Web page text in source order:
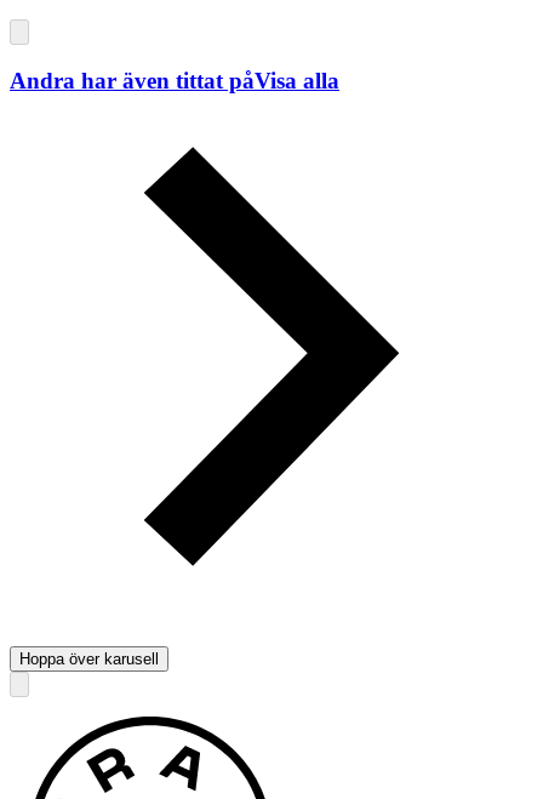
Andra har även tittat påVisa alla
Hoppa över karusell